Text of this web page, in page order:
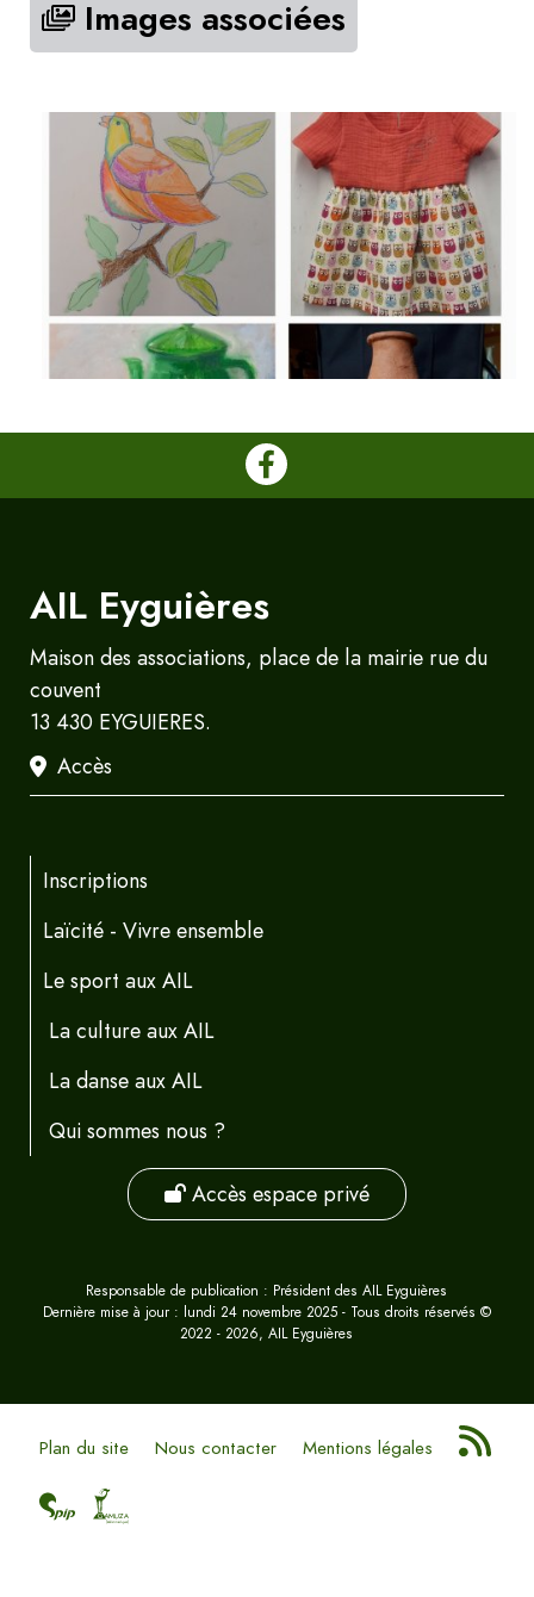
Images associées
AIL Eyguières
Maison des associations, place de la mairie rue du
couvent
13 430 EYGUIERES.
Accès
Inscriptions
Laïcité - Vivre ensemble
Le sport aux AIL
La culture aux AIL
La danse aux AIL
Qui sommes nous ?
Accès espace privé
Responsable de publication : Président des AIL Eyguières
Dernière mise à jour : lundi 24 novembre 2025 - Tous droits réservés ©
2022 - 2026, AIL Eyguières
Plan du site Nous contacter Mentions légales